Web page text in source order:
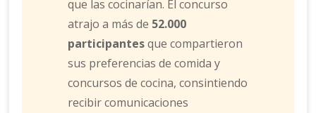
que las cocinarían. El concurso
atrajo a más de 52.000
participantesque compartieron
sus preferencias de comida y
concursos de cocina, consintiendo
recibir comunicaciones